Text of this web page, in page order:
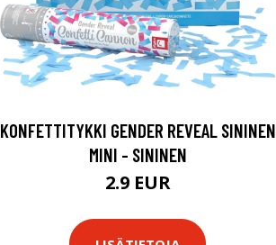
KONFETTITYKKI GENDER REVEAL SININEN
MINI - SININEN
2.9 EUR